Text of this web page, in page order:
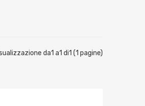
da1 a1 di1 (1 pagine)